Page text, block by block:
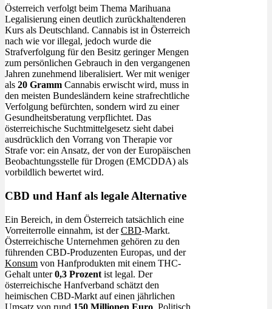
Österreich verfolgt beim Thema Marihuana
Legalisierung einen deutlich zurückhaltenderen
Kurs als Deutschland. Cannabis ist in Österreich
nach wie vor illegal, jedoch wurde die
Strafverfolgung für den Besitz geringer Mengen
zum persönlichen Gebrauch in den vergangenen
Jahren zunehmend liberalisiert. Wer mit weniger
als 20 Gramm Cannabis erwischt wird, muss in
den meisten Bundesländern keine strafrechtliche
Verfolgung befürchten, sondern wird zu einer
Gesundheitsberatung verpflichtet. Das
österreichische Suchtmittelgesetz sieht dabei
ausdrücklich den Vorrang von Therapie vor
Strafe vor: ein Ansatz, der von der Europäischen
Beobachtungsstelle für Drogen (EMCDDA) als
vorbildlich bewertet wird.
CBD und Hanf als legale Alternative
Ein Bereich, in dem Österreich tatsächlich eine
Vorreiterrolle einnahm, ist derCBD-Markt.
Österreichische Unternehmen gehören zu den
führenden CBD-Produzenten Europas, und der
Konsum von Hanfprodukten mit einem THC-
Gehalt unter0,3 Prozent ist legal. Der
österreichische Hanfverband schätzt den
heimischen CBD-Markt auf einen jährlichen
Umsatz von rund 150 Millionen Euro . Politisch